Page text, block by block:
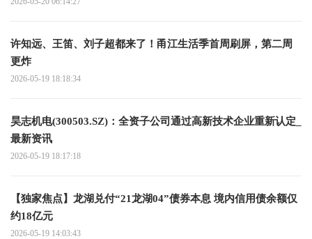
许知远、王笛、刘子超都来了！甬江生活季首周刷屏，第二周
更炸
2026-05-19 18:18:34
昊志机电(300503.SZ)：全资子公司通过高新技术企业重新认定_
最新资讯
2026-05-19 18:17:18
【独家焦点】龙湖兑付“21龙湖04”债券本息 境内信用债余额仅
约18亿元
2026-05-19 14:03:43